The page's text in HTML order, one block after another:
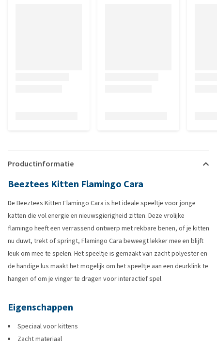
Productinformatie
Beeztees Kitten Flamingo Cara
De Beeztees Kitten Flamingo Cara is het ideale speeltje voor jonge
katten die vol energie en nieuwsgierigheid zitten. Deze vrolijke
flamingo heeft een verrassend ontwerp met rekbare benen, of je kitten
nu duwt, trekt of springt, Flamingo Cara beweegt lekker mee en blijft
leuk om mee te spelen. Het speeltje is gemaakt van zacht polyester en
de handige lus maakt het mogelijk om het speeltje aan een deurklink te
hangen of om je vinger te dragen voor interactief spel.
Eigenschappen
Speciaal voor kittens
Zacht materiaal